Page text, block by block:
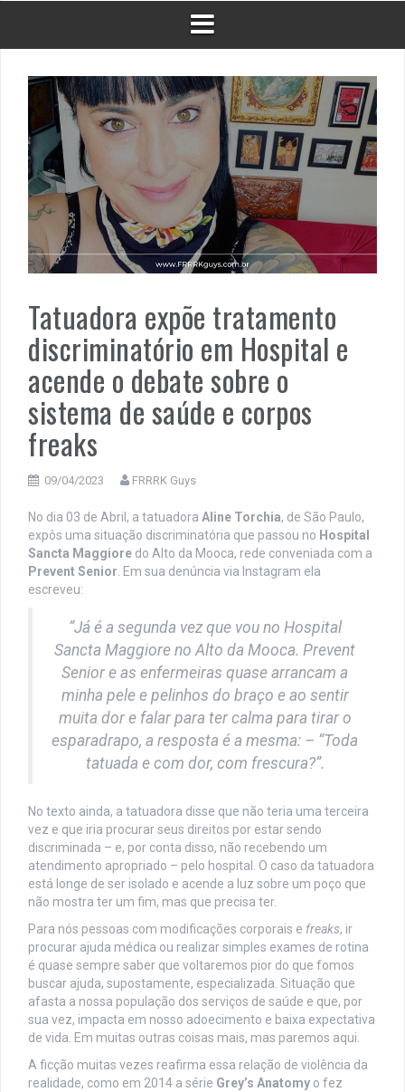
Tatuadora expõe tratamento
discriminatório em Hospital e
acende o debate sobre o
sistema de saúde e corpos
freaks
09/04/2023 FRRRK Guys
No dia 03 de Abril, a tatuadora Aline Torchia, de São Paulo,
expôs uma situação discriminatória que passou no Hospital
Sancta Maggiore do Alto da Mooca, rede conveniada com a
Prevent Senior . Em sua denúncia via Instagram ela
escreveu:
“Já é a segunda vez que vou no Hospital
Sancta Maggiore no Alto da Mooca. Prevent
Senior e as enfermeiras quase arrancam a
minha pele e pelinhos do braço e ao sentir
muita dor e falar para ter calma para tirar o
esparadrapo, a resposta é a mesma: – “Toda
tatuada e com dor, com frescura?”.
No texto ainda, a tatuadora disse que não teria uma terceira
vez e que iria procurar seus direitos por estar sendo
discriminada – e, por conta disso, não recebendo um
atendimento apropriado – pelo hospital. O caso da tatuadora
está longe de ser isolado e acende a luz sobre um poço que
não mostra ter um fim, mas que precisa ter.
Para nós pessoas com modificações corporais e freaks, ir
procurar ajuda médica ou realizar simples exames de rotina
é quase sempre saber que voltaremos pior do que fomos
buscar ajuda, supostamente, especializada. Situação que
afasta a nossa população dos serviços de saúde e que, por
sua vez, impacta em nosso adoecimento e baixa expectativa
de vida. Em muitas outras coisas mais, mas paremos aqui.
A ficção muitas vezes reafirma essa relação de violência da
realidade, como em 2014 a série Grey’s Anatomy o fez